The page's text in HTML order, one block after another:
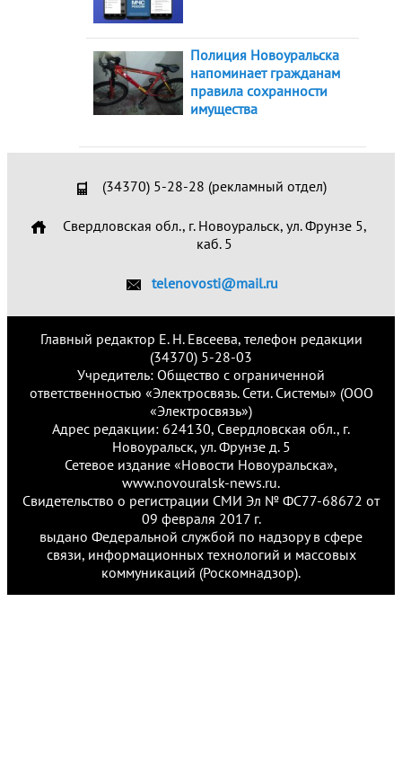
Полиция Новоуральска
напоминает гражданам
правила сохранности
имущества
(34370) 5-28-28 (рекламный отдел)
Свердловская обл., г. Новоуральск, ул. Фрунзе 5,
каб. 5
telenovosti@mail.ru
Главный редактор Е. Н. Евсеева, телефон редакции
(34370) 5-28-03
Учредитель: Общество с ограниченной
ответственностью «Электросвязь. Сети. Системы» (ООО
«Электросвязь»)
Адрес редакции: 624130, Свердловская обл., г.
Новоуральск, ул. Фрунзе д. 5
Сетевое издание «Новости Новоуральска»,
www.novouralsk-news.ru.
Свидетельство о регистрации СМИ Эл № ФС77-68672 от
09 февраля 2017 г.
выдано Федеральной службой по надзору в сфере
связи, информационных технологий и массовых
коммуникаций (Роскомнадзор).